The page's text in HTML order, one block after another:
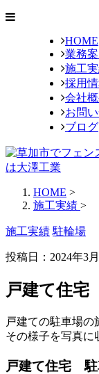
HOME
業務
施工
採用
会社
お問
ブログ
HOME >
施工実績 >
施工実績 駐輪場
投稿日：2024年3
戸建て住
戸建ての駐車場の
その様子を写真に
戸建て住宅 駐